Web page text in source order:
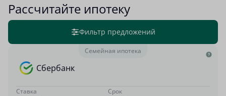
Рассчитайте ипотеку
Фильтр предложений
Семейная ипотека
Сбербанк
Ставка Срок